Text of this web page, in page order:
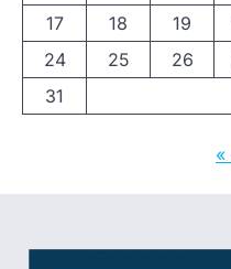
17
18 19
24
25 26
31
«